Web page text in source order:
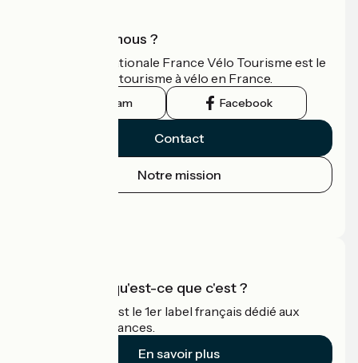
Qui sommes-nous ?
L'association nationale France Vélo Tourisme est le
guide officiel du tourisme à vélo en France.
Instagram Facebook
Contact
Notre mission
Accueil Vélo qu'est-ce que c'est ?
Accueil Vélo c'est le 1er label français dédié aux
cyclistes en vacances.
En savoir plus